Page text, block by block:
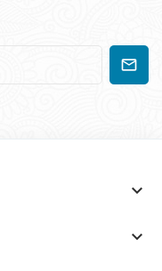

